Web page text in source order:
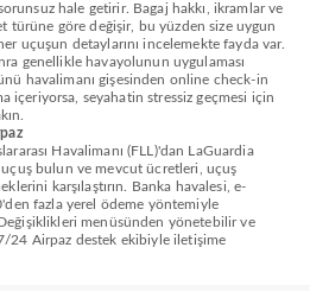
hale getirir. Bagaj hakkı, ikramlar ve
türüne göre değişir, bu yüzden size uygun
uçuşun detaylarını incelemekte fayda var.
genellikle havayolunun uygulaması
havalimanı gişesinden online check-in
içeriyorsa, seyahatin stressiz geçmesi için
Havalimanı (FLL)'dan LaGuardia
uçuş bulun ve mevcut ücretleri, uçuş
karşılaştırın. Banka havalesi, e-
fazla yerel ödeme yöntemiyle
menüsünden yönetebilir ve
24 Airpaz destek ekibiyle iletişime